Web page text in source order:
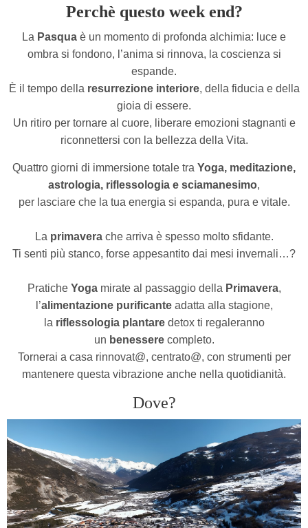
Perchè questo week end?
La Pasqua è un momento di profonda alchimia: luce e
ombra si fondono, l’anima si rinnova, la coscienza si
espande.
È il tempo della resurrezione interiore, della fiducia e della
gioia di essere.
Un ritiro per tornare al cuore, liberare emozioni stagnanti e
riconnettersi con la bellezza della Vita.
Quattro giorni di immersione totale tra Yoga, meditazione,
astrologia, riflessologia e sciamanesimo,
per lasciare che la tua energia si espanda, pura e vitale.
La primaverache arriva è spesso molto sfidante.
Ti senti più stanco, forse appesantito dai mesi invernali…?
Pratiche Yogamirate al passaggio della Primavera,
l’alimentazione purificante adatta alla stagione,
la riflessologia plantare detox ti regaleranno
un benesserecompleto.
Tornerai a casa rinnovat@, centrato@, con strumenti per
mantenere questa vibrazione anche nella quotidianità.
Dove?